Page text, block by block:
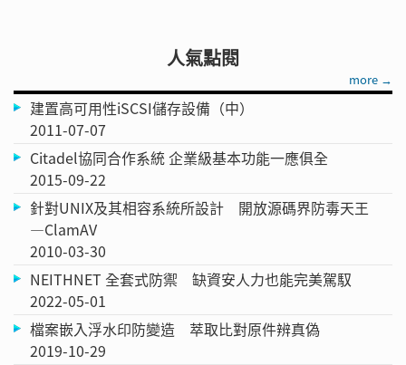
人氣點閱
more →
建置高可用性iSCSI儲存設備（中）
2011-07-07
Citadel協同合作系統 企業級基本功能一應俱全
2015-09-22
針對UNIX及其相容系統所設計 開放源碼界防毒天王
—ClamAV
2010-03-30
NEITHNET 全套式防禦 缺資安人力也能完美駕馭
2022-05-01
檔案嵌入浮水印防變造 萃取比對原件辨真偽
2019-10-29